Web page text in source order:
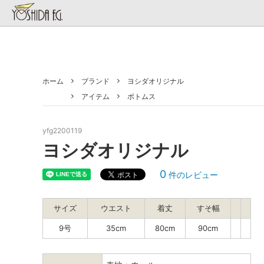
ブランド
アイテム
お直し部について
ご注文の流れ 着物リ
ホーム ブランド
ヨシダオリジナル
アイテム
ボトムス
yfg2200119
ヨシダオリジナル
0 件のレビュー
サイズ ウエスト 着丈 すそ幅
9号 35cm 80cm 90cm